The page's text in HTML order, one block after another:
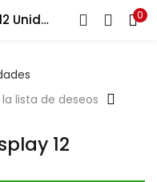
Mix AJIACO EL REY Display 12 Unidades 0
lista de deseos
12
iniciar sesión.